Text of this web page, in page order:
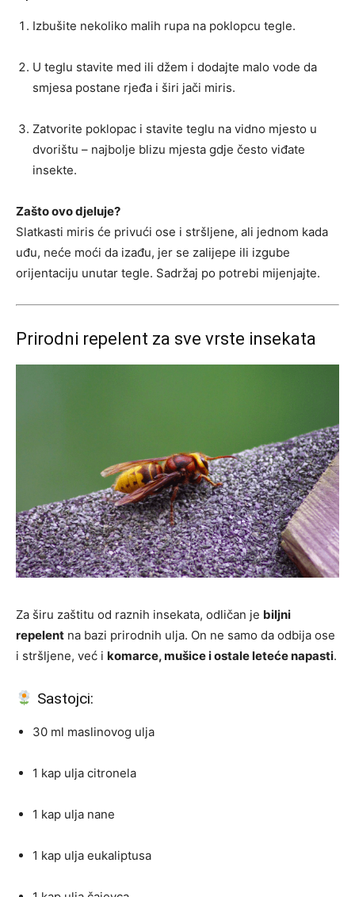
Izbušite nekoliko malih rupa na poklopcu tegle.
U teglu stavite med ili džem i dodajte malo vode da
smjesa postane rjeđa i širi jači miris.
Zatvorite poklopac i stavite teglu na vidno mjesto u
dvorištu – najbolje blizu mjesta gdje često viđate
insekte.
Zašto ovo djeluje?
Slatkasti miris će privući ose i stršljene, ali jednom kada
uđu, neće moći da izađu, jer se zalijepe ili izgube
orijentaciju unutar tegle. Sadržaj po potrebi mijenjajte.
Prirodni repelent za sve vrste insekata
Za širu zaštitu od raznih insekata, odličan je biljni
repelent na bazi prirodnih ulja. On ne samo da odbija ose
i stršljene, već i komarce, mušice i ostale leteće napasti.
Sastojci:
30 ml maslinovog ulja
1 kap ulja citronela
1 kap ulja nane
1 kap ulja eukaliptusa